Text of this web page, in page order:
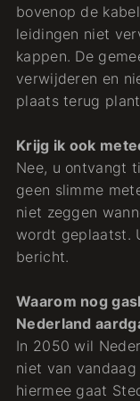
bovenop de
leidingen niet
kappen. De
verwijderen en
plaats terug
Krijg ik ook
Nee, u ontvangt
geen slimme
niet zeggen
wordt geplaatst.
bericht.
Waarom nog
Nederland
In 2050 wil
niet van
hiermee gaat